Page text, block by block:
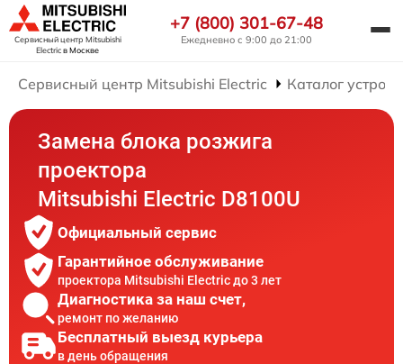
Сервисный центр Mitsubishi
Electricв Москве
+7 (800) 301-67-48
Ежедневно с 9:00 до 21:00
Сервисный центр Mitsubishi Electric Каталог
Замена блока розжига
проектора
Mitsubishi Electric D8100U
Официальный сервис
Гарантийное обслуживание
проектора Mitsubishi Electric до 3 лет
Диагностика за наш счет,
ремонт по желанию
Бесплатный выезд курьера
в день обращения